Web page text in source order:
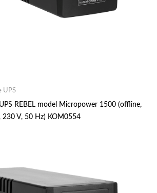
UPS
REBEL model Micropower 1500 (offline,
V, 50 Hz) KOM0554